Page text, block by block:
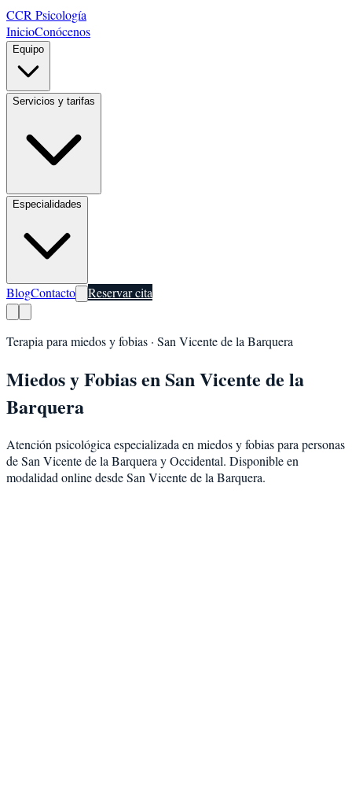
CCR Psicología
InicioConócenos
Equipo
Servicios y tarifas
Especialidades
BlogContacto Reservar cita
Terapia para miedos y fobias · San Vicente de la Barquera
Miedos y FobiasenSan Vicente de la
Barquera
Atención psicológica especializada en miedos y fobiaspara personas
deSan Vicente de la Barquera yOccidental. Disponible en
modalidad online desde San Vicente de la Barquera.